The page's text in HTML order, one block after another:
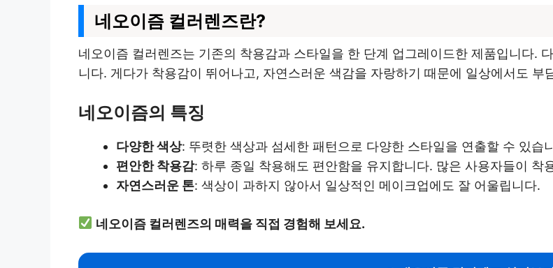
네오이즘 컬러렌즈란?
네오이즘 컬러렌즈는 기존의 착용감과 스타일을 한 단계 업그레이드한 제품입니다.
니다. 게다가 착용감이 뛰어나고, 자연스러운 색감을 자랑하기 때문에 일상에서도 부
네오이즘의 특징
다양한 색상: 뚜렷한 색상과 섬세한 패턴으로 다양한 스타일을 연출할 수 있습
편안한 착용감: 하루 종일 착용해도 편안함을 유지합니다. 많은 사용자들이 착
자연스러운 톤: 색상이 과하지 않아서 일상적인 메이크업에도 잘 어울립니다.
네오이즘 컬러렌즈의 매력을 직접 경험해 보세요.